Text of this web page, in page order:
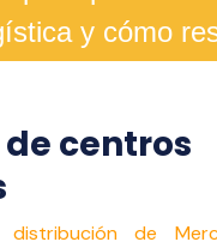
y cómo
centros
de